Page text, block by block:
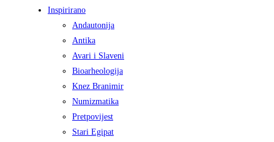
Inspirirano
Andautonija
Antika
Avari i Slaveni
Bioarheologija
Knez Branimir
Numizmatika
Pretpovijest
Stari Egipat